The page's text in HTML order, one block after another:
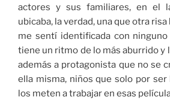
actores y sus familiares, en el
ubicaba, la verdad, una que otra
me sentí identificada con
tiene un ritmo de lo más aburrido y
además a protagonista que no se
ella misma, niños que solo por ser
los meten a trabajar en esas